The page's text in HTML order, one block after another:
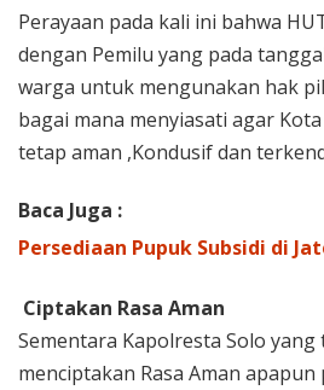
Perayaan pada kali ini bahwa
dengan Pemilu yang pada
warga untuk mengunakan hak
bagai mana menyiasati agar
tetap aman ,Kondusif dan
Baca Juga :
Persediaan Pupuk Subsidi di
Ciptakan Rasa Aman
Sementara Kapolresta Solo
menciptakan Rasa Aman